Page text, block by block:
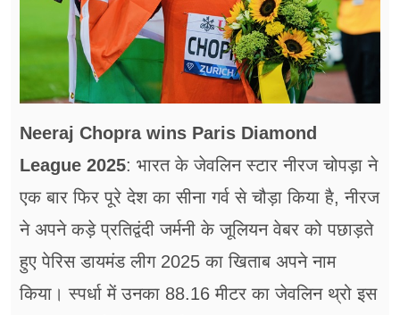
अन्य खबरें
Neeraj Chopra wins Paris Diamond
League 2025: भारत के जेवलिन स्टार नीरज चोपड़ा ने
एक बार फिर पूरे देश का सीना गर्व से चौड़ा किया है, नीरज
ने अपने कड़े प्रतिद्वंदी जर्मनी के जूलियन वेबर को पछाड़ते
हुए पेरिस डायमंड लीग 2025 का खिताब अपने नाम
किया। स्पर्धा में उनका 88.16 मीटर का जेवलिन थ्रो इस